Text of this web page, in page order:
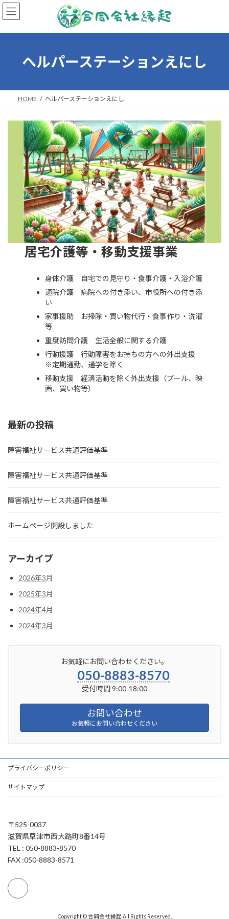
コ
ン
ン
ナ
ビ
ー
ヘルパーステーションえにし
HOME ヘルパーステーションえにし
居宅介護等・移動支援事業
身体介護 自宅での見守り・食事介護・入浴介護
通院介護 病院への付き添い、市役所への付き添
い
家事援助 お掃除・買い物代行・食事作り・洗濯
等
重度訪問介護 生活全般に関する介護
行動援護 行動障害をお持ちの方への外出支援
※定期通勤、通学を除く
移動支援 経済活動を除く外出支援（プール、映
画、買い物等）
最新の投稿
障害福祉サービス共通評価基準
障害福祉サービス共通評価基準
障害福祉サービス共通評価基準
ホームページ開設しました
アーカイブ
2026年3月
2025年3月
2024年4月
2024年3月
お気軽にお問い合わせください。
050-8883-8570
受付時間 9:00-18:00
お問い合わせ
お気軽にお問い合わせください
プライバシーポリシー
サイトマップ
〒525-0037
滋賀県草津市西大路町8番14号
TEL : 050-8883-8570
FAX :050-8883-8571
Copyright © 合同会社縁起 All Rights Reserved.